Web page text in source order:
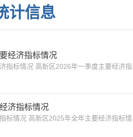
计信息
经济指标情况
指标情况 高新区2026年一季度主要经济指
济指标情况
标情况 高新区2025年全年主要经济指标情